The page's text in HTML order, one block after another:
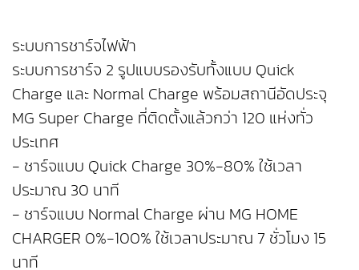
ระบบการชาร์จไฟฟ้า
ระบบการชาร์จ 2 รูปแบบรองรับทั้งแบบ Quick
Charge และ Normal Charge พร้อมสถานีอัดประจุ
MG Super Charge ที่ติดตั้งแล้วกว่า 120 แห่งทั่ว
ประเทศ
- ชาร์จแบบ Quick Charge 30%-80% ใช้เวลา
ประมาณ 30 นาที
- ชาร์จแบบ Normal Charge ผ่าน MG HOME
CHARGER 0%-100% ใช้เวลาประมาณ 7 ชั่วโมง 15
นาที